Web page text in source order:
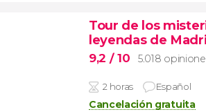
Tour de los
leyendas de
9,2 / 10 5.018
2 horas Español
Cancelación gratuita